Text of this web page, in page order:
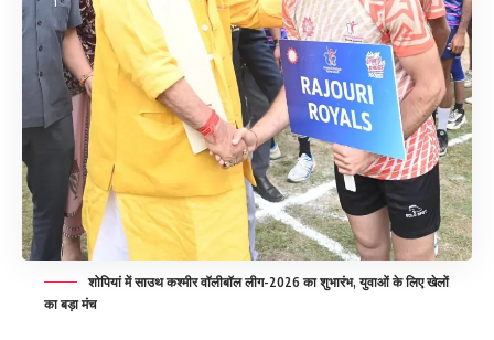
शोपियां में साउथ कश्मीर वॉलीबॉल लीग-2026 का शुभारंभ, युवाओं के लिए खेलों
का बड़ा मंच